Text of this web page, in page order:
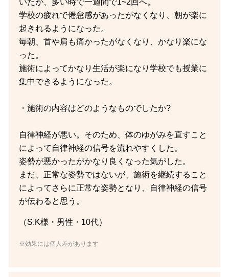
学校の疲れで倦怠感があったがなくなり、朝が楽に
起きれるようになった。
毎朝、首や肩も痛かったがなくなり、かなり楽にな
った。
施術によってかなり生活が楽になり学校でも授業に
集中できるようになった。
・施術の内容はどのようなものでしたか?
自律神経が悪い。そのため、体のゆがみを直すこと
によって自律神経の信号を流れやすくした。
姿勢が悪かったがかなり良くなった気がした。
まだ、正常な姿勢ではないが、施術を継続すること
によってさらに正常な姿勢となり、自律神経の信号
が伝わると思う。
（S.K様・男性・10代）
※効果には個人差があります